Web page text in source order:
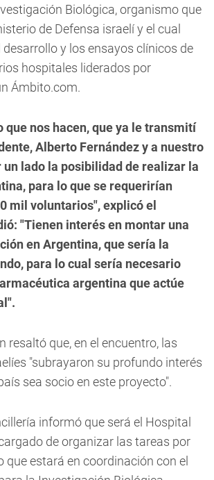
Biológica, organismo que
de Defensa israelí y el cual
desarrollo y los ensayos clínicos de
hospitales liderados por
Ámbito.com.
que nos hacen, que ya le transmití
Alberto Fernández y a nuestro
un lado la posibilidad de realizar la
para lo que se requerirían
mil voluntarios", explicó el
"Tienen interés en montar una
en Argentina, que sería la
para lo cual sería necesario
argentina que actúe
resaltó que, en el encuentro, las
"subrayaron su profundo interés
sea socio en este proyecto".
informó que será el Hospital
de organizar las tareas por
que estará en coordinación con el